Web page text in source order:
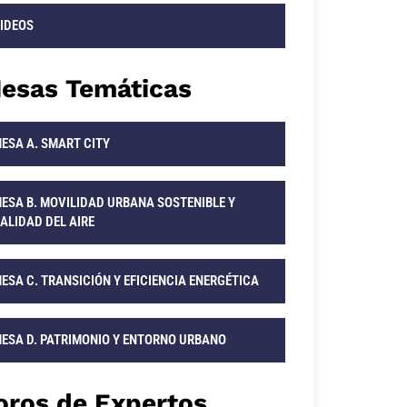
Temáticas
A. SMART CITY
B. MOVILIDAD URBANA SOSTENIBLE Y
DEL AIRE
C. TRANSICIÓN Y EFICIENCIA ENERGÉTICA
D. PATRIMONIO Y ENTORNO URBANO